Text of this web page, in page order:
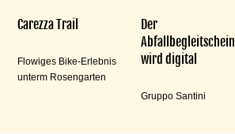
Carezza Trail
Flowiges Bike-Erlebnis
unterm Rosengarten
Der
Abfallbegleitschein
wird digital
Gruppo Santini